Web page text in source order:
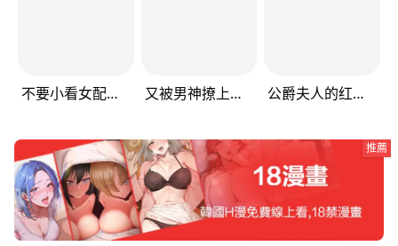
不要小看女配角！ 又被男神撩上热搜 公爵夫人的红茶物语
推薦